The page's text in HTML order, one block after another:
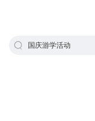
国庆游学活动